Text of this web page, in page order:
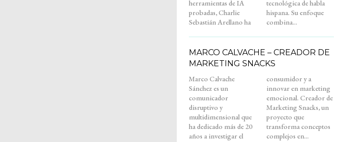
herramientas de IA
probadas, Charlie
Sebastián Arellano ha
tecnológica de habla
hispana. Su enfoque
combina...
MARCO CALVACHE – CREADOR DE
MARKETING SNACKS
Marco Calvache
Sánchez es un
comunicador
disruptivo y
multidimensional que
ha dedicado más de 20
años a investigar el
consumidor y a
innovar en marketing
emocional. Creador de
Marketing Snacks, un
proyecto que
transforma conceptos
complejos en...